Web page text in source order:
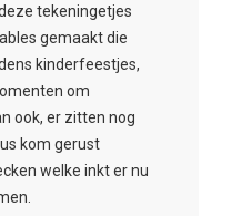
tekeningetjes
gemaakt die
kinderfeestjes,
om
ook, er zitten nog
kom gerust
welke inkt er nu